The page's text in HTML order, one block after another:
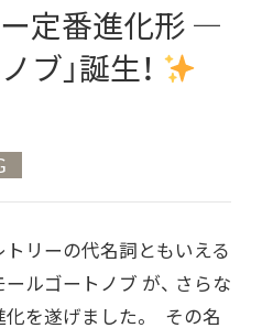
定番進化形 ―
ブ」誕生！
トリーの代名詞ともいえる
ールゴートノブ が、 さらな
化を遂げました。 その名